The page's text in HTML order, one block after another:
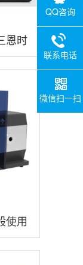
恩时
？
使用
QQ咨询
联系电话
微信扫一扫